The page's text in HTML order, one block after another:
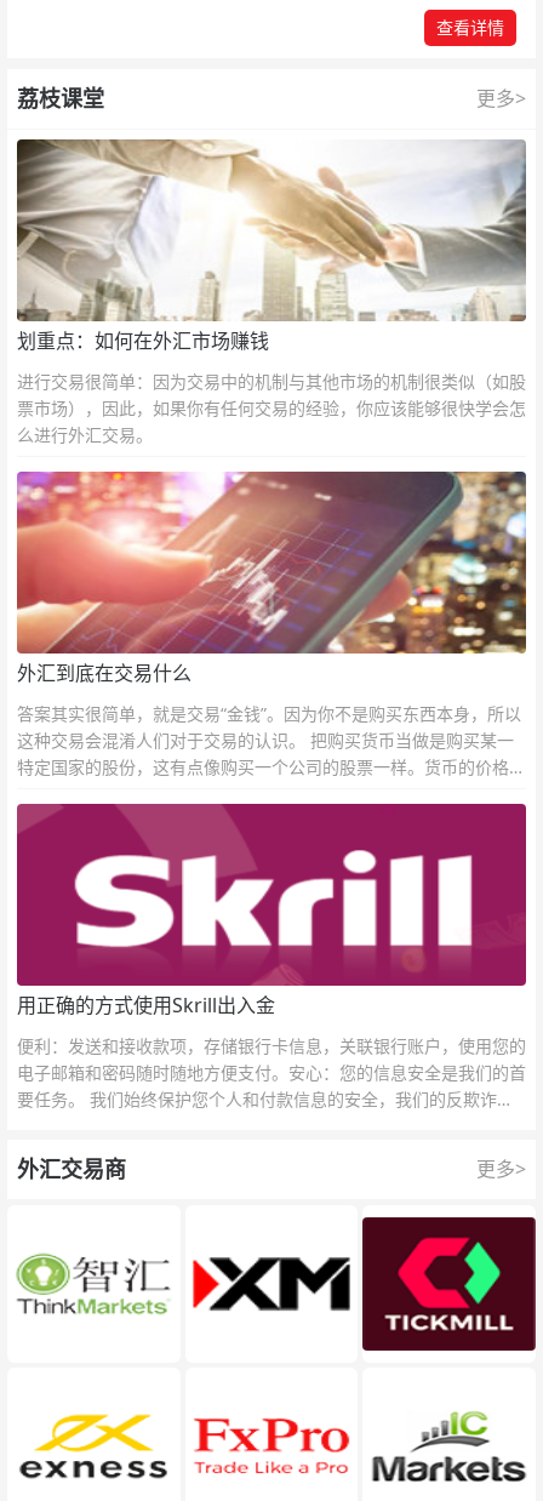
查看详情
荔枝课堂 更多>
划重点：如何在外汇市场赚钱
进行交易很简单：因为交易中的机制与其他市场的机制很类似（如股
票市场），因此，如果你有任何交易的经验，你应该能够很快学会怎
么进行外汇交易。
外汇到底在交易什么
答案其实很简单，就是交易“金钱”。因为你不是购买东西本身，所以
这种交易会混淆人们对于交易的认识。 把购买货币当做是购买某一
特定国家的股份，这有点像购买一个公司的股票一样。货币的价格直
用正确的方式使用Skrill出入金
便利：发送和接收款项，存储银行卡信息，关联银行账户，使用您的
电子邮箱和密码随时随地方便支付。安心：您的信息安全是我们的首
要任务。 我们始终保护您个人和付款信息的安全，我们的反欺诈团
外汇交易商 更多>